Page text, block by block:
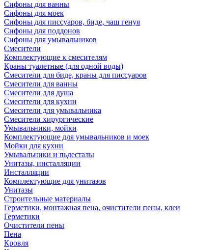
Сифоны для ванны
Сифоны для моек
Сифоны для писсуаров, биде, чаш генуя
Сифоны для поддонов
Сифоны для умывальников
Смесители
Комплектующие к смесителям
Краны туалетные (для одной воды)
Смесители для биде, краны для писсуаров
Смесители для ванны
Смесители для душа
Смесители для кухни
Смесители для умывальника
Смесители хирургические
Умывальники, мойки
Комплектующие для умывальников и моек
Мойки для кухни
Умывальники и пьдесталы
Унитазы, инсталляции
Инсталляции
Комплектующие для унитазов
Унитазы
Строительные материалы
Герметики, монтажная пена, очистители пены, клеи
Герметики
Очистители пены
Пена
Кровля